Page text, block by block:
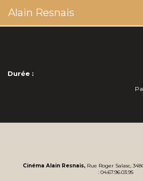
Alain Resnais
Durée :
Cinéma Alain Resnais, Rue Roger Salasc,
: 04.67.96.03.95